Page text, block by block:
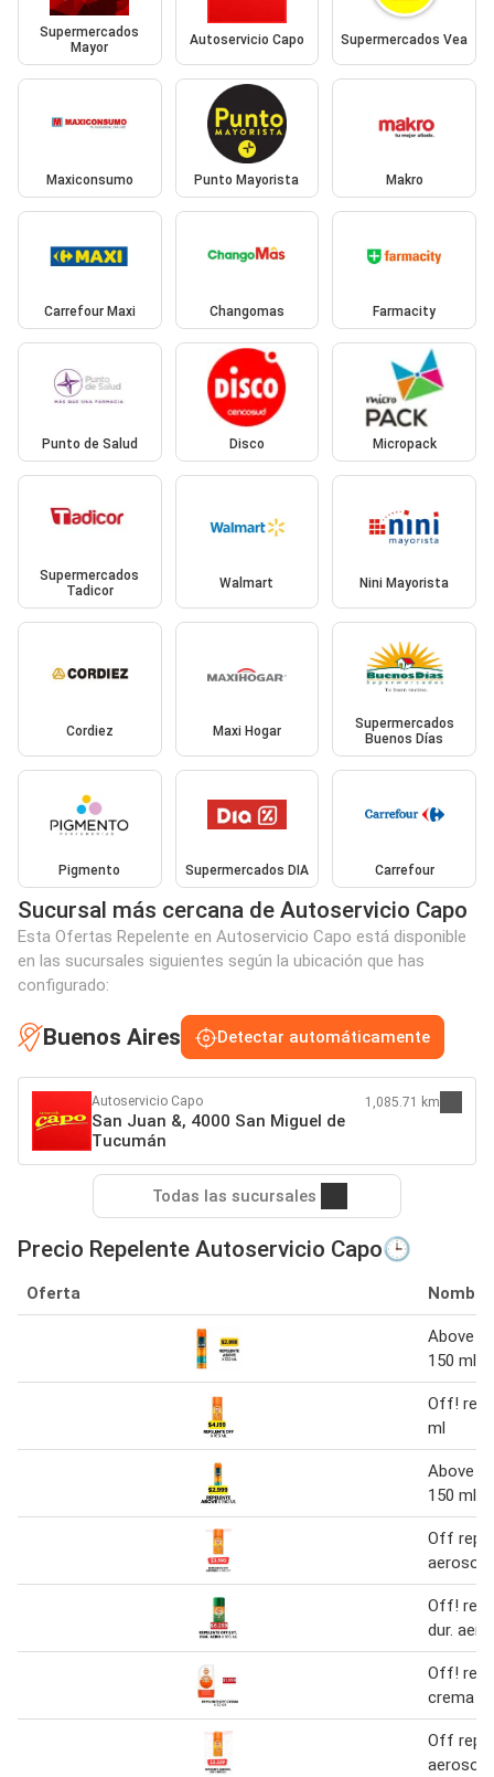
Supermercados
Mayor
Autoservicio Capo Supermercados Vea
Maxiconsumo Punto Mayorista Makro
Carrefour Maxi Changomas Farmacity
Punto de Salud Disco Micropack
Supermercados
Tadicor
Walmart Nini Mayorista
Cordiez Maxi Hogar
Supermercados
Buenos Días
Pigmento Supermercados DIA Carrefour
Sucursal más cercana de Autoservicio Capo
Esta Ofertas Repelente en Autoservicio Capo está disponible
en las sucursales siguientes según la ubicación que has
configurado:
Buenos Aires Detectar automáticamente
Autoservicio Capo
San Juan &, 4000 San Miguel de
Tucumán
1,085.71 km
Todas las sucursales
Precio Repelente Autoservicio Capo🕒
Oferta Nombre
Above
150 ml
Off!
ml
Above
150 ml
Off
aerosol
Off!
dur.
Off!
crema
Off
aerosol